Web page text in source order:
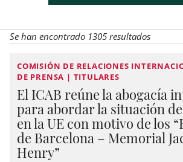
Se han encontrado 1305 resultados
COMISIÓN DE RELACIONES
DE PRENSA | TITULARES
El ICAB reúne la abogacía
para abordar la situación
en la UE con motivo de los
de Barcelona – Memorial
Henry”